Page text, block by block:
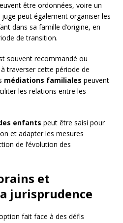
être ordonnées, voire un
peut également organiser les
dans sa famille d’origine, en
de transition.
souvent recommandé ou
traverser cette période de
médiations familiales peuvent
les relations entre les
enfants peut être saisi pour
et adapter les mesures
de l’évolution des
et
jurisprudence
fait face à des défis